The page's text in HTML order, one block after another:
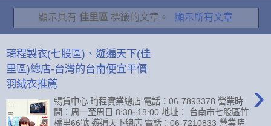
顯示具有 佳里區 標籤的文章。 顯示所有文章
琦程製衣(七股區)、遊遍天下(佳
里區)總店-台灣的台南便宜平價
羽絨衣推薦
›
暢貨中心 琦程實業總店 電話：06-7893378 營業時
間：周一至周日 8:30~18:00 地址： 台南市七股區竹
橋里66號 遊遍天下總店 電話：06-7210833 營業時